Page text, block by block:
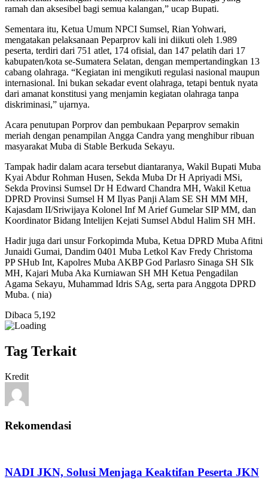
ramah dan aksesibel bagi semua kalangan,” ucap Bupati.
Sementara itu, Ketua Umum NPCI Sumsel, Rian Yohwari,
mengatakan pelaksanaan Peparprov kali ini diikuti oleh 1.989
peserta, terdiri dari 751 atlet, 174 ofisial, dan 147 pelatih dari 17
kabupaten/kota se-Sumatera Selatan, dengan mempertandingkan 13
cabang olahraga. “Kegiatan ini mengikuti regulasi nasional maupun
internasional. Ini bukan sekadar event olahraga, tetapi bentuk nyata
dari amanat konstitusi yang menjamin kegiatan olahraga tanpa
diskriminasi,” ujarnya.
Acara penutupan Porprov dan pembukaan Peparprov semakin
meriah dengan penampilan Angga Candra yang menghibur ribuan
masyarakat Muba di Stable Berkuda Sekayu.
Tampak hadir dalam acara tersebut diantaranya, Wakil Bupati Muba
Kyai Abdur Rohman Husen, Sekda Muba Dr H Apriyadi MSi,
Sekda Provinsi Sumsel Dr H Edward Chandra MH, Wakil Ketua
DPRD Provinsi Sumsel H M Ilyas Panji Alam SE SH MM MH,
Kajasdam II/Sriwijaya Kolonel Inf M Arief Gumelar SIP MM, dan
Koordinator Bidang Intelijen Kejati Sumsel Abdul Halim SH MH.
Hadir juga dari unsur Forkopimda Muba, Ketua DPRD Muba Afitni
Junaidi Gumai, Dandim 0401 Muba Letkol Kav Fredy Christoma
PP SHub Int, Kapolres Muba AKBP God Parlasro Sinaga SH SIk
MH, Kajari Muba Aka Kurniawan SH MH Ketua Pengadilan
Agama Sekayu, Muhammad Idris SAg, serta para Anggota DPRD
Muba. ( nia)
Dibaca 5,192
Tag Terkait
Kredit
Rekomendasi
NADI JKN, Solusi Menjaga Keaktifan Peserta JKN